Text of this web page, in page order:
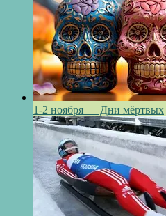
1-2 ноября — Дни мёртвых